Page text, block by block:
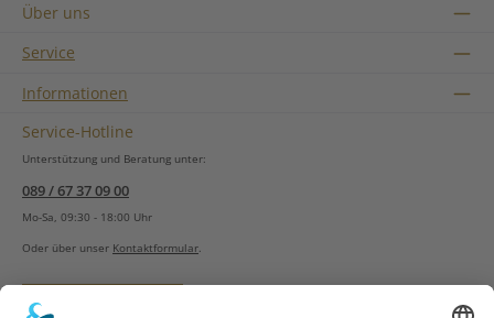
Über uns
Service
Informationen
Service-Hotline
Unterstützung und Beratung unter:
089 / 67 37 09 00
Mo-Sa, 09:30 - 18:00 Uhr
Oder über unser Kontaktformular
Vertrag widerrufen